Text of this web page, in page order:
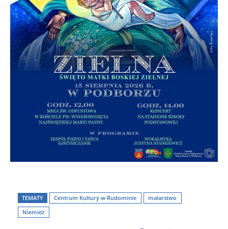
TEMATY Centrum Kultury w Rudominie
malarstwo
Niemież